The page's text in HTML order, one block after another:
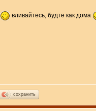
вливайтесь, будте как дома
сохранить